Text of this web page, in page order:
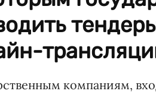
компаниям,